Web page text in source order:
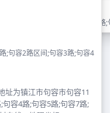
;句容2路区间;句容3路;句容4
址为镇江市句容市句容11
容4路;句容5路;句容7路;
镇江市句容市句容11路;句容1